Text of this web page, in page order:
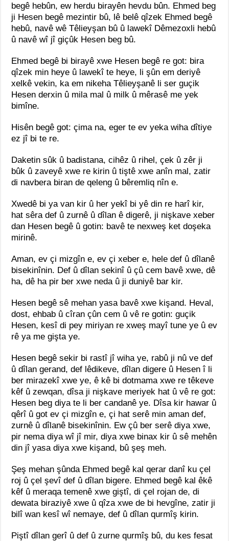
begê hebûn, ew herdu birayên hevdu bûn. Ehmed beg
ji Hesen begê mezintir bû, lê belê qîzek Ehmed begê
hebû, navê wê Têlieyşan bû û lawekî Dêmezoxli hebû
û navê wî jî giçûk Hesen beg bû.
Ehmed begê bi birayê xwe Hesen begê re got: bira
qîzek min heye û lawekî te heye, li şûn em deriyê
xelkê vekin, ka em nikeha Têlieyşanê li ser guçik
Hesen derxin û mila mal û milk û mêrasê me yek
bimîne.
Hisên begê got: çima na, eger te ev yeka wiha dîtiye
ez jî bi te re.
Daketin sûk û badistana, cihêz û rihel, çek û zêr ji
bûk û zaveyê xwe re kirin û tiştê xwe anîn mal, zatir
di navbera biran de qeleng û bêremliq nîn e.
Xwedê bi ya van kir û her yekî bi yê din re harî kir,
hat sêra def û zurnê û dîlan ê digerê, ji nişkave xeber
dan Hesen begê û gotin: bavê te nexweş ket doşeka
mirinê.
Aman, ev çi mizgîn e, ev çi xeber e, hele def û dîlanê
bisekinînin. Def û dîlan sekinî û çû cem bavê xwe, dê
ha, dê ha pir ber xwe neda û ji duniyê bar kir.
Hesen begê sê mehan yasa bavê xwe kişand. Heval,
dost, ehbab û cîran çûn cem û vê re gotin: guçik
Hesen, kesî di pey miriyan re xweş mayî tune ye û ev
rê ya me gişta ye.
Hesen begê sekir bi rastî jî wiha ye, rabû ji nû ve def
û dîlan gerand, def lêdikeve, dîlan digere û Hesen î li
ber mirazekî xwe ye, ê kê bi dotmama xwe re têkeve
kêf û zewqan, dîsa ji nişkave meriyek hat û vê re got:
Hesen beg diya te li ber candanê ye. Dîsa kir hawar û
qêrî û got ev çi mizgîn e, çi hat serê min aman def,
zurnê û dîlanê bisekinînin. Ew çû ber serê diya xwe,
pir nema diya wî jî mir, diya xwe binax kir û sê mehên
din jî yasa diya xwe kişand, bû şeş meh.
Şeş mehan şûnda Ehmed begê kal qerar danî ku çel
roj û çel şevî def û dîlan bigere. Ehmed begê kal êkê
kêf û meraqa temenê xwe giştî, di çel rojan de, di
dewata biraziyê xwe û qîza xwe de bi hevgîne, zatir ji
bilî wan kesî wî nemaye, def û dîlan qurmîş kirin.
Piştî dîlan gerî û def û zurne qurmîş bû, du kes fesat